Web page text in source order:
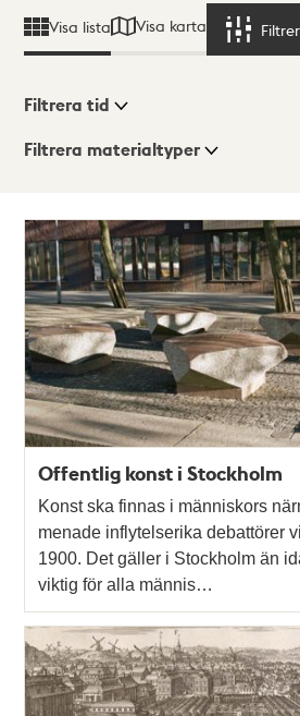
Visa lista Visa karta
Visningsläge
Lista
Karta
Filtrera tid
Filtrera materialtyper
521träffar
Offentlig konst i Stockholm
Konst ska finnas i människors
menade inflytelserika debattörer
1900. Det gäller i Stockholm än
viktig för alla männis…